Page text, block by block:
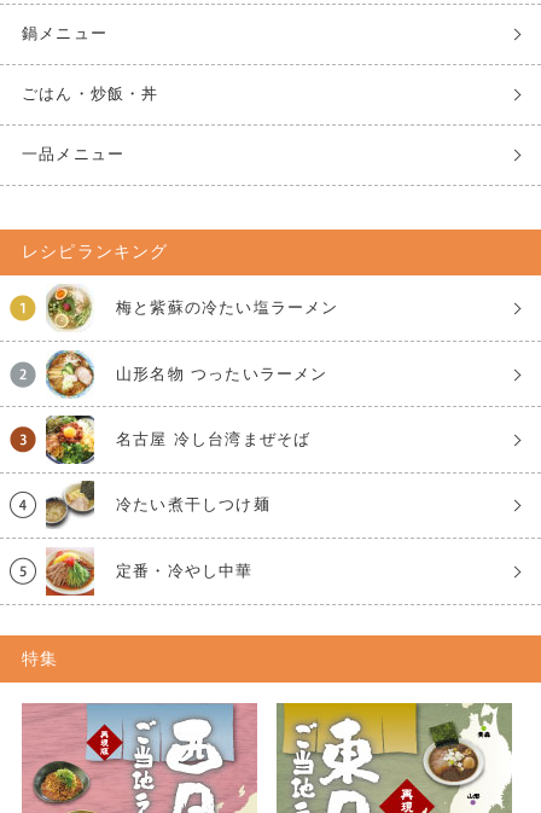
鍋メニュー
ごはん・炒飯・丼
一品メニュー
レシピランキング
梅と紫蘇の冷たい塩ラーメン
山形名物 つったいラーメン
名古屋 冷し台湾まぜそば
冷たい煮干しつけ麺
定番・冷やし中華
特集